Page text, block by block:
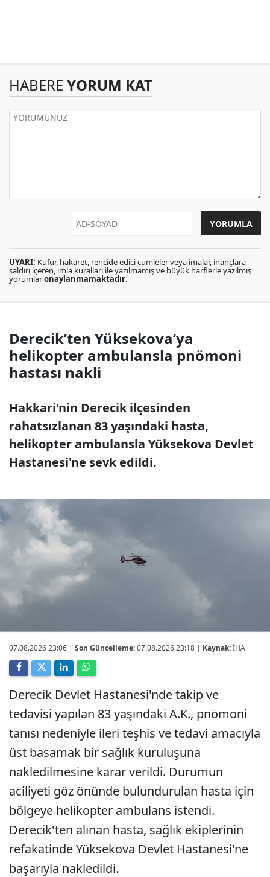
HABERE YORUM KAT
UYARI: Küfür, hakaret, rencide edici cümleler veya imalar, inançlara
saldırı içeren, imla kuralları ile yazılmamış ve büyük harflerle yazılmış
yorumlaronaylanmamaktadır.
Derecik’ten Yüksekova’ya
helikopter ambulansla pnömoni
hastası nakli
Hakkari'nin Derecik ilçesinden
rahatsızlanan 83 yaşındaki hasta,
helikopter ambulansla Yüksekova Devlet
Hastanesi'ne sevk edildi.
07.08.2026 23:06 | Son Güncelleme:07.08.2026 23:18 | Kaynak:İHA
Derecik Devlet Hastanesi'nde takip ve
tedavisi yapılan 83 yaşındaki A.K., pnömoni
tanısı nedeniyle ileri teşhis ve tedavi amacıyla
üst basamak bir sağlık kuruluşuna
nakledilmesine karar verildi. Durumun
aciliyeti göz önünde bulundurulan hasta için
bölgeye helikopter ambulans istendi.
Derecik'ten alınan hasta, sağlık ekiplerinin
refakatinde Yüksekova Devlet Hastanesi'ne
başarıyla nakledildi.